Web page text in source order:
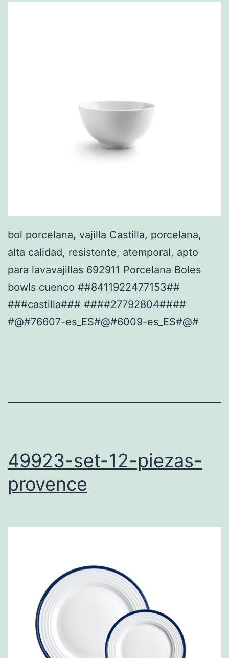
bol porcelana, vajilla Castilla, porcelana,
alta calidad, resistente, atemporal, apto
para lavavajillas 692911 Porcelana Boles
bowls cuenco ##8411922477153##
###castilla### ####27792804####
#@#76607-es_ES#@#6009-es_ES#@#
49923-set-12-piezas-
provence